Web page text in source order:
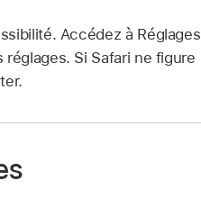
Accédez à Réglages
Si Safari ne figure